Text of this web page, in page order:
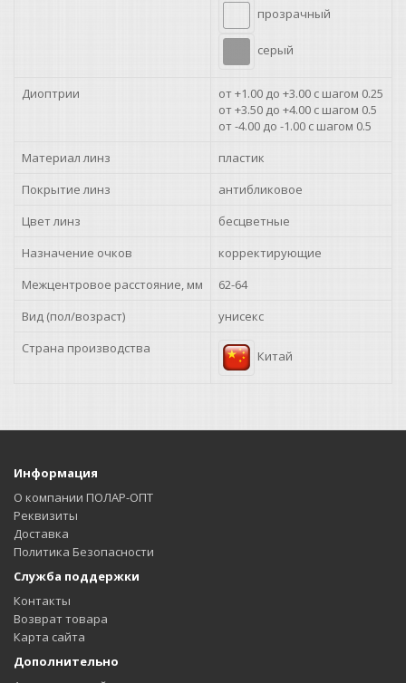
прозрачный
серый
Диоптрии
от +1.00 до +3.00 с шагом 0.25
от +3.50 до +4.00 с шагом 0.5
от -4.00 до -1.00 с шагом 0.5
Материал линз
пластик
Покрытие линз
антибликовое
Цвет линз
бесцветные
Назначение очков
корректирующие
Межцентровое расстояние, мм
62-64
Вид (пол/возраст)
унисекс
Страна производства
Китай
Информация
О компании ПОЛАР-ОПТ
Реквизиты
Доставка
Политика Безопасности
Служба поддержки
Контакты
Возврат товара
Карта сайта
Дополнительно